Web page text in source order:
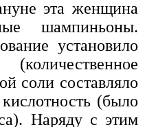
эта женщина
шампиньоны.
установило
соли составляло
(было
Наряду с этим